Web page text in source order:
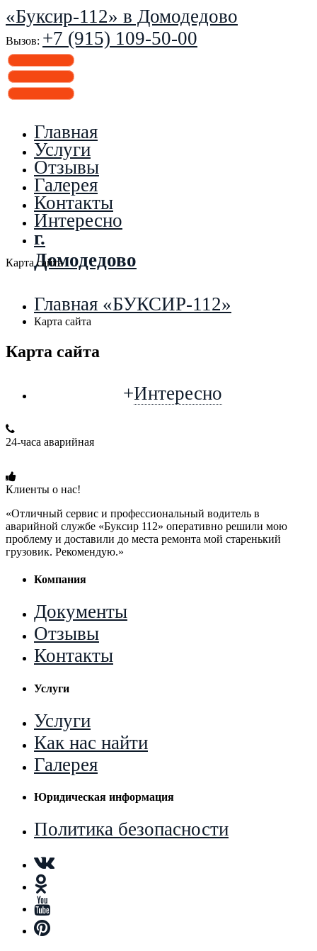
«Буксир-112» в Домодедово
Вызов: +7 (915) 109-50-00
Главная
Услуги
Отзывы
Галерея
Контакты
Интересно
г.
Домодедово
Карта сайта
Главная «БУКСИР-112»
Карта сайта
Карта сайта
+Интересно
24-часа аварийная
Клиенты о нас!
«Отличный сервис и профессиональный водитель в
аварийной службе «Буксир 112» оперативно решили мою
проблему и доставили до места ремонта мой старенький
грузовик. Рекомендую.»
Компания
Документы
Отзывы
Контакты
Услуги
Услуги
Как нас найти
Галерея
Юридическая информация
Политика безопасности